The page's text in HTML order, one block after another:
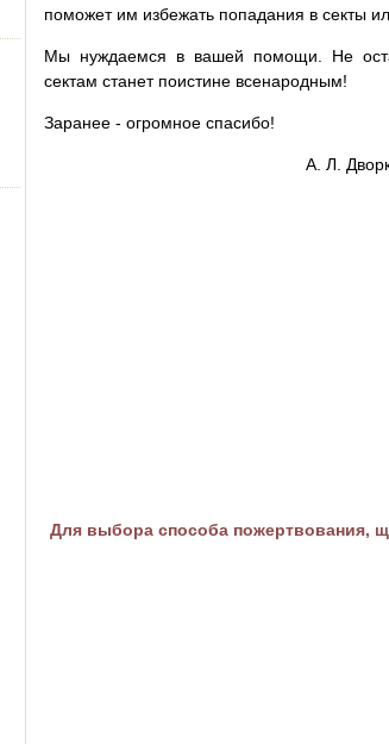
поможет им избежать попадания в секты
Мы нуждаемся в вашей помощи. Не
сектам станет поистине всенародным!
Заранее - огромное спасибо!
А. Л.
Для выбора способа пожертвования,